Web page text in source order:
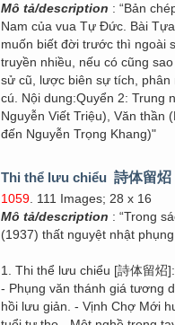
Mô tả/description : “Bản
Nam của vua Tự Đức. Bài
muốn biết đời trước thì ngoài
truyền nhiều, nếu có cũng
sử cũ, lược biên sự tích, phân
cú. Nội dung:Quyển 2: Trung
Nguyễn Viết Triệu), Văn thần
đến Nguyễn Trọng Khang)"
Thi thể lưu chiểu 詩体留炤
1059 . 111 Images; 28 x 16
Mô tả/description : “Trong
(1937) thất nguyệt nhật phụng
1. Thi thể lưu chiểu [詩体留炤]:
- Phụng văn thánh giá tương
hồi lưu giản. - Vịnh Chợ Mới